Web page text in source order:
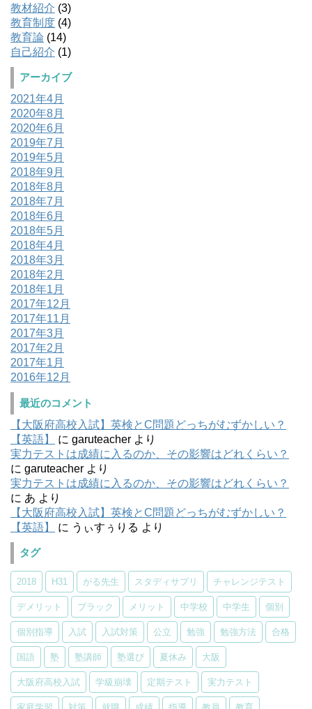
教材紹介 (3)
教育制度 (4)
教育論 (14)
自己紹介 (1)
アーカイブ
2021年4月
2020年8月
2020年6月
2019年7月
2019年5月
2018年9月
2018年8月
2018年7月
2018年6月
2018年5月
2018年4月
2018年3月
2018年2月
2018年1月
2017年12月
2017年11月
2017年3月
2017年2月
2017年1月
2016年12月
最近のコメント
【大阪府高校入試】英検とC問題どっちがむずかしい？
【英語】
に garuteacher より
実力テストは成績に入るのか、その影響はどれくらい？
に garuteacher より
実力テストは成績に入るのか、その影響はどれくらい？
に あ より
【大阪府高校入試】英検とC問題どっちがむずかしい？
【英語】
に うぃすぅりる より
タグ
2018 H31 がる先生 スタディサプリ チャレンジテスト
デメリット ブラック メリット 中学校 中学生 個別
個別指導 入試 入試対策 公立 勉強 勉強方法 合格
国語 塾 塾講師 塾選び 夏休み 大阪
大阪府高校入試 学級崩壊 定期テスト 実力テスト